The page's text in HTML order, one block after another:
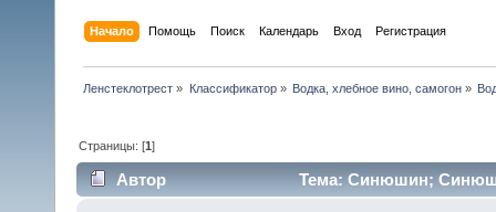
Начало Помощь Поиск Календарь Вход Регистрация
Ленстеклотрест » Классификатор» Водка, хлебное вино, самогон»
Страницы: [1]
Автор Тема: Синюшин;